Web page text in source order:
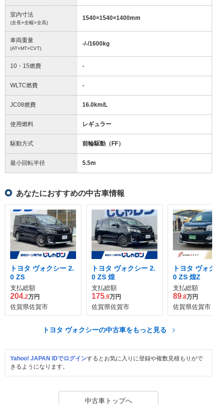
室内寸法
(全長×全幅×全高)
1540×1540×1400mm
車両重量
(AT×MT×CVT)
-/-/1600kg
10・15燃費 -
WLTC燃費 -
JC08燃費 16.0km/L
使用燃料 レギュラー
駆動方式 前輪駆動（FF）
最小回転半径 5.5m
あなたにおすすめの中古車情報
トヨタ ヴォクシー 2.
0 ZS
支払総額
204.2万円
佐賀県佐賀市
トヨタ ヴォクシー 2.
0 ZS 煌
支払総額
175.9万円
佐賀県佐賀市
トヨタ ヴォ
0 ZS 煌Z
支払総額
89.8万円
佐賀県佐賀市
トヨタ ヴォクシーの中古車をもっと見る
Yahoo! JAPAN IDでログインするとお気に入りに登録や複数見積もりがで
きるようになります。
中古車トップへ